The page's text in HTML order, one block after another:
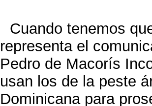
Cuando tenemos
representa el
Pedro de Macorís
usan los de la peste
Dominicana para